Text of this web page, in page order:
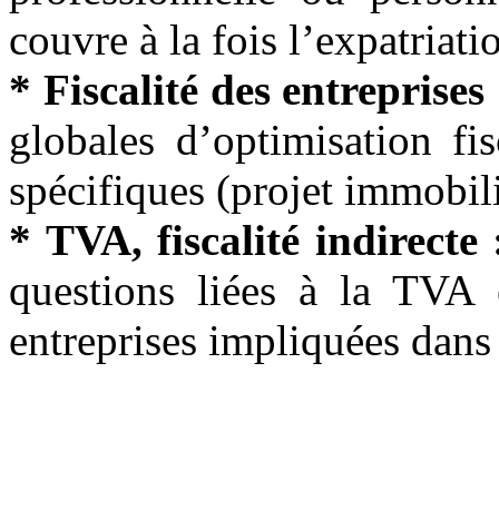
couvre à la fois
* Fiscalité des
globales d’optimisation
spécifiques (projet
* TVA, fiscalité indirecte
questions liées à la
entreprises impliquées